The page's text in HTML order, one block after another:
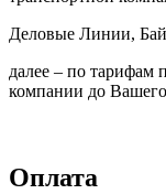
Деловые Линии,
далее – по тарифам
компании до
Оплата